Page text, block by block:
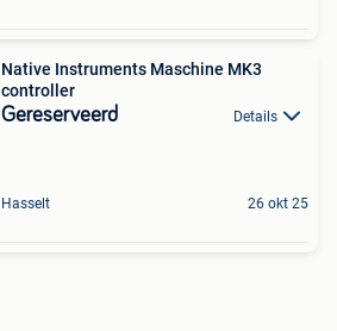
Native Instruments Maschine MK3
controller
Gereserveerd Details
Hasselt 26 okt 25